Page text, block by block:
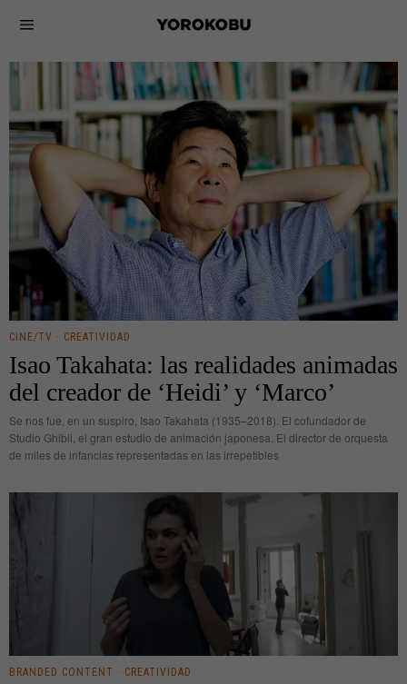
CINE/TV · CREATIVIDAD
Isao Takahata: las realidades animadas
del creador de ‘Heidi’ y ‘Marco’
Se nos fue, en un suspiro, Isao Takahata (1935–2018). El cofundador de
Studio Ghibli, el gran estudio de animación japonesa. El director de orquesta
de miles de infancias representadas en las irrepetibles
BRANDED CONTENT · CREATIVIDAD